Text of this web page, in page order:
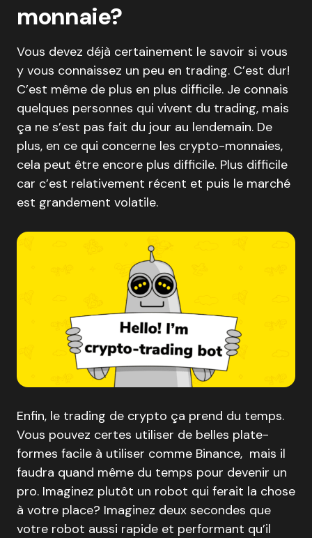
monnaie?
Vous devez déjà certainement le savoir si vous
y vous connaissez un peu en trading. C’est dur!
C’est même de plus en plus difficile. Je connais
quelques personnes qui vivent du trading, mais
ça ne s’est pas fait du jour au lendemain. De
plus, en ce qui concerne les crypto-monnaies,
cela peut être encore plus difficile. Plus difficile
car c’est relativement récent et puis le marché
est grandement volatile.
Enfin, le trading de crypto ça prend du temps.
Vous pouvez certes utiliser de belles plate-
formes facile à utiliser comme Binance, mais il
faudra quand même du temps pour devenir un
pro. Imaginez plutôt un robot qui ferait la chose
à votre place? Imaginez deux secondes que
votre robot aussi rapide et performant qu’il